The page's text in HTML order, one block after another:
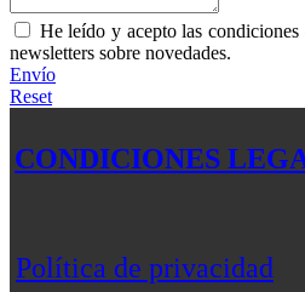
He leído y acepto las
newsletters sobre novedades.
Envío
Reset
CONDICIONES
Política de privacidad